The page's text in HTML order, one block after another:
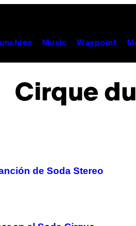
Music Waypoint
Cirque
de Soda Stereo